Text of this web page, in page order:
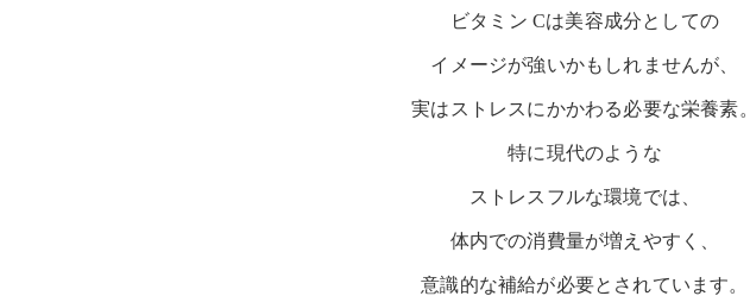
ビタミン Cは美容成分としての
イメージが強いかもしれませんが、
実はストレスにかかわる必要な栄養素。
特に現代のような
ストレスフルな環境では、
体内での消費量が増えやすく、
意識的な補給が必要とされています。